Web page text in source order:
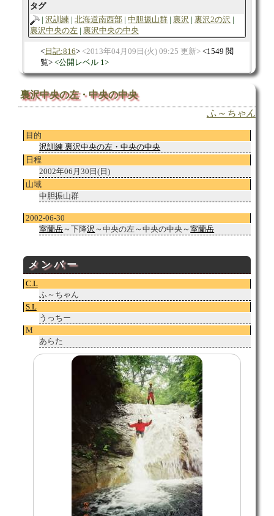
タグ
沢訓練
北海道南西部 中胆振山群 裏沢
裏沢2の沢
裏沢中央の左
裏沢中央の中央
日記:816 2013年04月09日(火) 09:25 更新
1549 閲
覧
公開レベル 1
裏沢中央の左・中央の中央
ふ～ちゃん
目的
沢訓練 裏沢中央の左・中央の中央
日程
2002年06月30日(日)
山域
中胆振山群
2002-06-30
室蘭岳～下降沢 ～中央の左～中央の中央～室蘭岳
メンバー
C.L
ふ～ちゃん
S.L
うっちー
M
あらた